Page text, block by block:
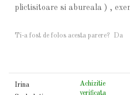
plictisitoare si abureala ) ,
Ti-a fost de folos acesta parere? Da
Irina
Achizitie
verificata